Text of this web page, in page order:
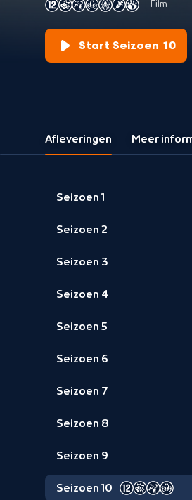
minuten te maken en zo
zetten in de ontwikkeling
Film
Start Seizoen 10
Afleveringen Meer
Seizoen 1
Seizoen 2
Seizoen 3
Seizoen 4
Seizoen 5
Seizoen 6
Seizoen 7
Seizoen 8
Seizoen 9
Seizoen 10